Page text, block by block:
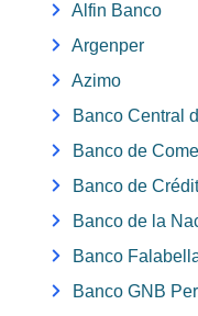
Alfin Banco
Argenper
Azimo
Banco Central
Banco de
Banco de
Banco de la
Banco
Banco GNB